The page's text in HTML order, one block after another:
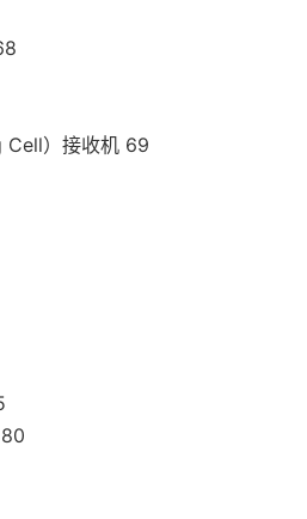
Cell）接收机 69